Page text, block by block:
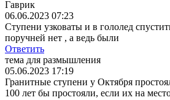
Гаврик
06.06.2023 07:23
Ступени узковаты и в гололед
поручней нет , а ведь были
Ответить
тема для размышления
05.06.2023 17:19
Гранитные ступени у Октября
100 лет бы простояли, если их на